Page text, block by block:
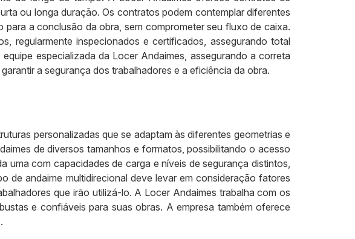
ou longa duração. Os contratos podem contemplar diferentes
a conclusão da obra, sem comprometer seu fluxo de caixa.
regularmente inspecionados e certificados, assegurando total
especializada da Locer Andaimes, assegurando a correta
a segurança dos trabalhadores e a eficiência da obra.
personalizadas que se adaptam às diferentes geometrias e
de diversos tamanhos e formatos, possibilitando o acesso
com capacidades de carga e níveis de segurança distintos,
andaime multidirecional deve levar em consideração fatores
que irão utilizá-lo. A Locer Andaimes trabalha com os
e confiáveis para suas obras. A empresa também oferece